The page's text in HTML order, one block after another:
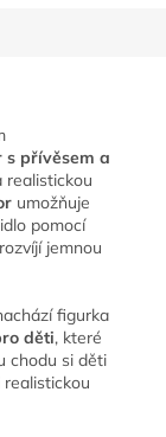
přívěsem a
realistickou
umožňuje
pomocí
jemnou
figurka
děti, které
chodu si děti